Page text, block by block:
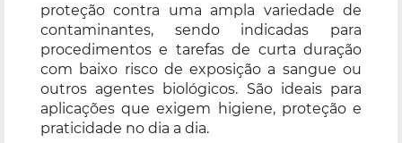
proteção contra uma ampla variedade de
contaminantes, sendo indicadas para
procedimentos e tarefas de curta duração
com baixo risco de exposição a sangue ou
outros agentes biológicos. São ideais para
aplicações que exigem higiene, proteção e
praticidade no dia a dia.